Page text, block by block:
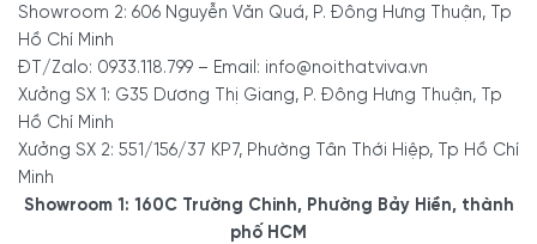
Showroom 2: 606 Nguyễn Văn Quá, P. Đông Hưng Thuận, Tp
Hồ Chí Minh
ĐT/Zalo: 0933.118.799 – Email: info@noithatviva.vn
Xưởng SX 1: G35 Dương Thị Giang, P. Đông Hưng Thuận, Tp
Hồ Chí Minh
Xưởng SX 2: 551/156/37 KP7, Phường Tân Thới Hiệp, Tp Hồ Chí
Minh
Showroom 1: 160C Trường Chinh, Phường Bảy Hiền, thành
phố HCM